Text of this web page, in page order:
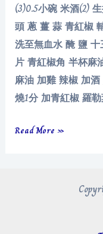
(3)0.5小碗 米酒(2)
頭 蔥 薑 蒜 青紅椒
洗至無血水 醃 鹽
片 青紅椒角 半杯麻
麻油 加雞 辣椒 加
燒1分 加青紅椒 羅
三
Read More »